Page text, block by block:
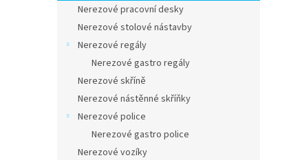
Nerezové pracovní desky
Nerezové stolové nástavby
Nerezové regály
Nerezové gastro regály
Nerezové skříně
Nerezové nástěnné skříňky
Nerezové police
Nerezové gastro police
Nerezové vozíky